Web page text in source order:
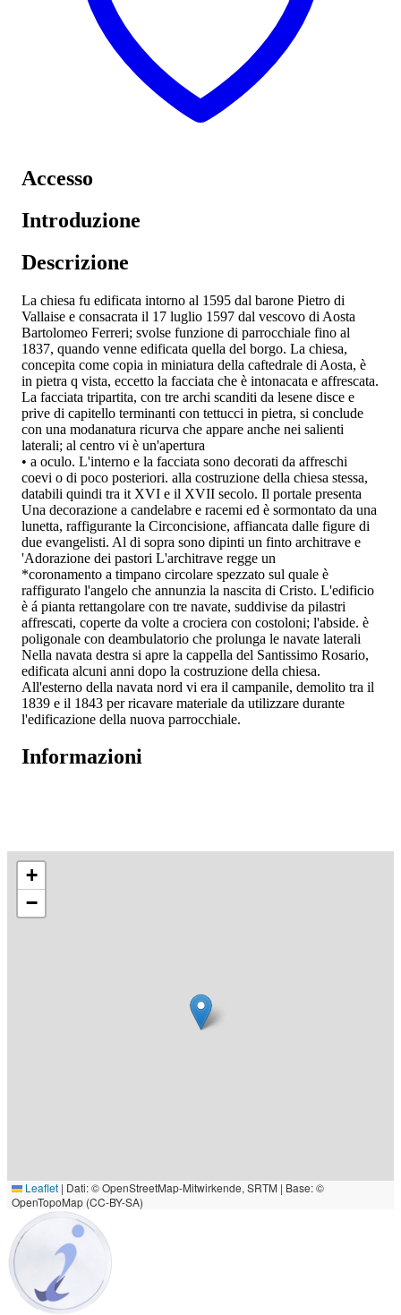
Accesso
Introduzione
Descrizione
La chiesa fu edificata intorno al 1595 dal barone Pietro di
Vallaise e consacrata il 17 luglio 1597 dal vescovo di Aosta
Bartolomeo Ferreri; svolse funzione di parrocchiale fino al
1837, quando venne edificata quella del borgo. La chiesa,
concepita come copia in miniatura della caftedrale di Aosta, è
in pietra q vista, eccetto la facciata che è intonacata e affrescata.
La facciata tripartita, con tre archi scanditi da lesene disce e
prive di capitello terminanti con tettucci in pietra, si conclude
con una modanatura ricurva che appare anche nei salienti
laterali; al centro vi è un'apertura
• a oculo. L'interno e la facciata sono decorati da affreschi
coevi o di poco posteriori. alla costruzione della chiesa stessa,
databili quindi tra it XVI e il XVII secolo. Il portale presenta
Una decorazione a candelabre e racemi ed è sormontato da una
lunetta, raffigurante la Circoncisione, affiancata dalle figure di
due evangelisti. Al di sopra sono dipinti un finto architrave e
'Adorazione dei pastori L'architrave regge un
*coronamento a timpano circolare spezzato sul quale è
raffigurato l'angelo che annunzia la nascita di Cristo. L'edificio
è á pianta rettangolare con tre navate, suddivise da pilastri
affrescati, coperte da volte a crociera con costoloni; l'abside. è
poligonale con deambulatorio che prolunga le navate laterali
Nella navata destra si apre la cappella del Santissimo Rosario,
edificata alcuni anni dopo la costruzione della chiesa.
All'esterno della navata nord vi era il campanile, demolito tra il
1839 e il 1843 per ricavare materiale da utilizzare durante
l'edificazione della nuova parrocchiale.
Informazioni
+
−
Leaflet | Dati: © OpenStreetMap-Mitwirkende, SRTM | Base: ©
OpenTopoMap (CC-BY-SA)